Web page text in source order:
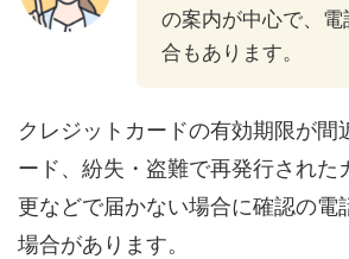
の案内が中心で、
合もあります。
クレジットカードの有効期限が間
ード、紛失・盗難で再発行された
更などで届かない場合に確認の電
場合があります。